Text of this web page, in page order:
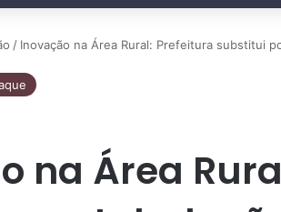
/ Inovação na Área Rural: Prefeitura substitui
na Área